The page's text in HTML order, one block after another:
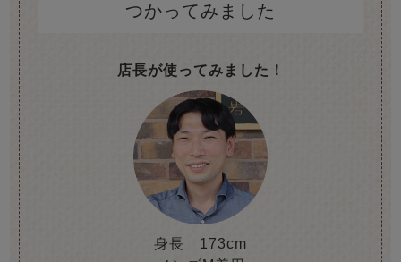
つかってみました
店長が使ってみました！
身長 173cm